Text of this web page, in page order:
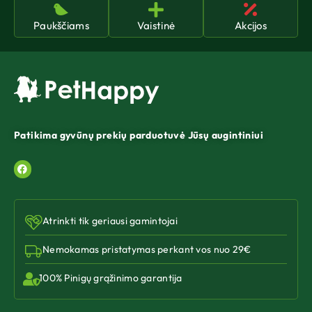
Paukščiams Vaistinė Akcijos
Patikima gyvūnų prekių parduotuvė Jūsų augintiniui
Atrinkti tik geriausi gamintojai
Nemokamas pristatymas perkant vos nuo 29€
100% Pinigų grąžinimo garantija